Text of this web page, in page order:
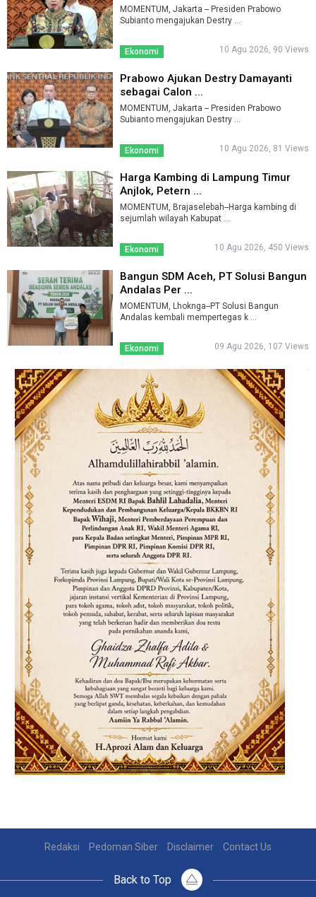
MOMENTUM, Jakarta -- Presiden Prabowo
Subianto mengajukan Destry ...
Ekonomi 10 Agu 2026, 90 Views
Prabowo Ajukan Destry Damayanti
sebagai Calon ...
MOMENTUM, Jakarta -- Presiden Prabowo
Subianto mengajukan Destry ...
Ekonomi 10 Agu 2026, 81 Views
Harga Kambing di Lampung Timur
Anjlok, Petern ...
MOMENTUM, Brajaselebah--Harga kambing di
sejumlah wilayah Kabupat ...
Ekonomi 10 Agu 2026, 450 Views
Bangun SDM Aceh, PT Solusi Bangun
Andalas Per ...
MOMENTUM, Lhoknga--PT Solusi Bangun
Andalas kembali mempertegas k ...
Ekonomi 09 Agu 2026, 107 Views
Redaksi Pedoman Siber Disclaimer Contact Us
Back to Top